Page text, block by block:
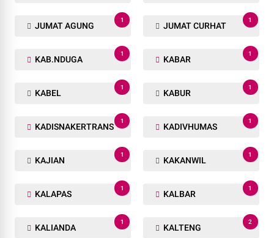
JUMAT AGUNG
1
JUMAT CURHAT
1
KAB.NDUGA
1
KABAR
1
KABEL
1
KABUR
1
KADISNAKERTRANS
1
KADIVHUMAS
1
KAJIAN
1
KAKANWIL
1
KALAPAS
1
KALBAR
1
KALIANDA
1
KALTENG
2